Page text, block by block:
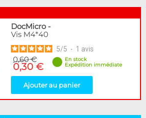
DocMicro-
Vis M4*40
5/5 - 1 avis
0,60 €
0,30 €
En stock
Expédition immédiate
Ajouter au panier